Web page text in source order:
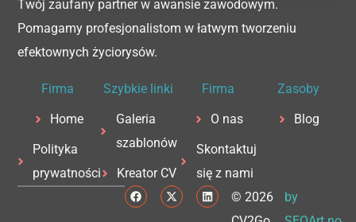
Twój zaufany partner w awansie zawodowym.
Pomagamy profesjonalistom w łatwym tworzeniu
efektownych życiorysów.
Firma
Home
Polityka
prywatności
Szybkie linki
Galeria
szablonów
Kreator CV
Firma
O nas
Skontaktuj
się z nami
Zasoby
Blog
© 2026
by
F
a
X
-
L
i